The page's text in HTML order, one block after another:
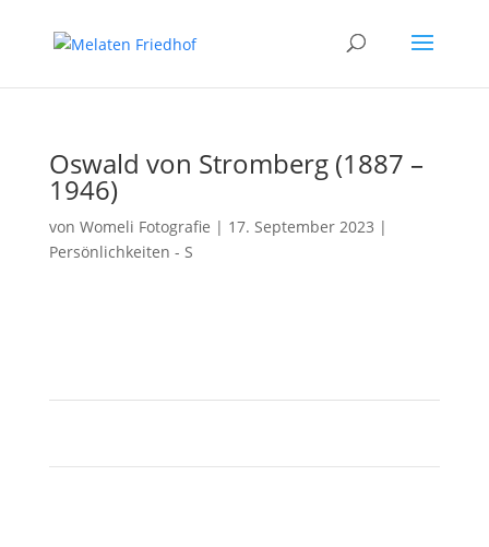
Oswald von Stromberg (1887 –
1946)
von Womeli Fotografie | 17. September 2023 |
Persönlichkeiten - S